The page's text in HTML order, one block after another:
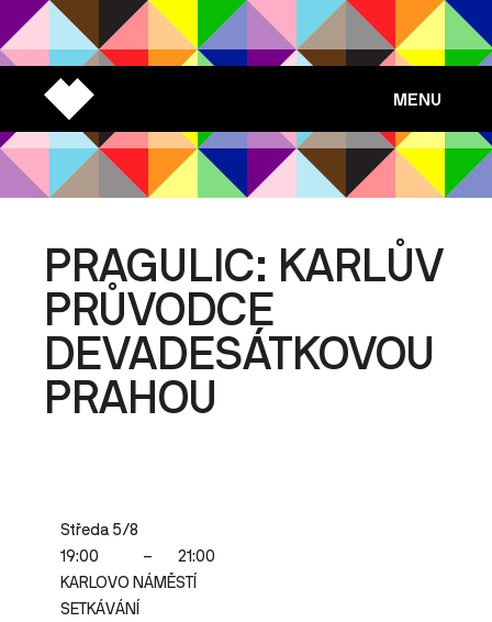
MENU
PRAGULIC: KARLŮV
PRŮVODCE
DEVADESÁTKOVOU
PRAHOU
Středa 5/8
19:00
–
21:00
KARLOVO NÁMĚSTÍ
SETKÁVÁNÍ